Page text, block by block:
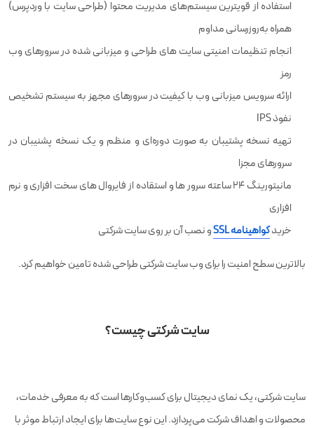
استفاده از قویترین سیستم‌های مدیریت محتوا (طراحی سایت با وردپرس)
همراه به‌روزرسانی مداوم
انجام تنظیمات امنیتی سایت های طراحی و میزبانی شده در سرورهای وب
رمز
ارائه سرویس میزبانی وب با کیفیت در سرورهای مجهز به سیستم تشخیص
نفوذ IPS
تهیه نسخه پشتیبان به صورت دوره‌ای و منظم و یک نسخه پشنیبان در
سرورهای مجزا
مانیتورینگ 24 ساعته سرور ها و استقاده از فایروال های سخت افزاری و نرم
افزاری
خریدگواهینامه SSL و نصب آن بر روی سایت شرکتی
بالاترین سطح امنیت را برای وب سایت شرکتی طراحی شده تامین خواهیم کرد.
سایت شرکتی چیست؟
سایت شرکتی، یک نمای دیجیتال برای کسب‌وکارها است که به معرفی خدمات،
محصولات و اهداف شرکت می‌پردازد. این نوع سایت‌ها برای ایجاد ارتباط موثر با